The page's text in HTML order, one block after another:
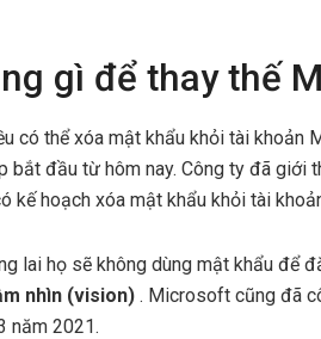
gì để thay thế
có thể xóa mật khẩu khỏi tài khoản
bắt đầu từ hôm nay. Công ty đã giới
kế hoạch xóa mật khẩu khỏi tài
lai họ sẽ không dùng mật khẩu để
nhìn (vision) . Microsoft cũng đã
năm 2021.